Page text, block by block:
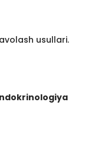
usullari.